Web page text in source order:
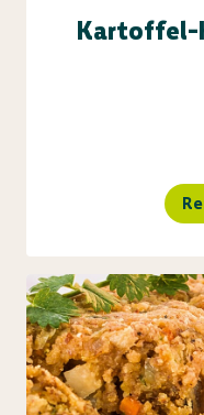
Kartoffel-